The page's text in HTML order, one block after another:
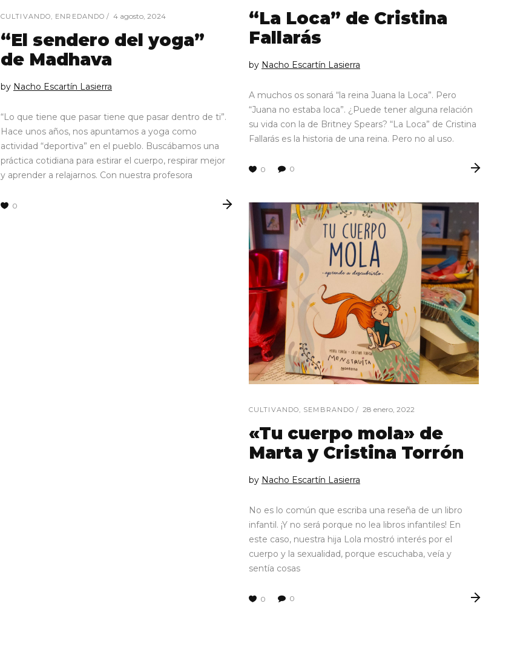
CULTIVANDO, ENREDANDO 4 agosto, 2024
“El sendero del yoga”
de Madhava
by Nacho Escartín Lasierra
“Lo que tiene que pasar tiene que pasar dentro de ti”.
Hace unos años, nos apuntamos a yoga como
actividad “deportiva” en el pueblo. Buscábamos una
práctica cotidiana para estirar el cuerpo, respirar mejor
y aprender a relajarnos. Con nuestra profesora
0
“La Loca” de Cristina
Fallarás
by Nacho Escartín Lasierra
A muchos os sonará “la reina Juana la Loca”. Pero
“Juana no estaba loca”. ¿Puede tener alguna relación
su vida con la de Britney Spears? “La Loca” de Cristina
Fallarás es la historia de una reina. Pero no al uso.
0 0
CULTIVANDO, SEMBRANDO 28 enero, 2022
«Tu cuerpo mola» de
Marta y Cristina Torrón
by Nacho Escartín Lasierra
No es lo común que escriba una reseña de un libro
infantil. ¡Y no será porque no lea libros infantiles! En
este caso, nuestra hija Lola mostró interés por el
cuerpo y la sexualidad, porque escuchaba, veía y
sentía cosas
0 0